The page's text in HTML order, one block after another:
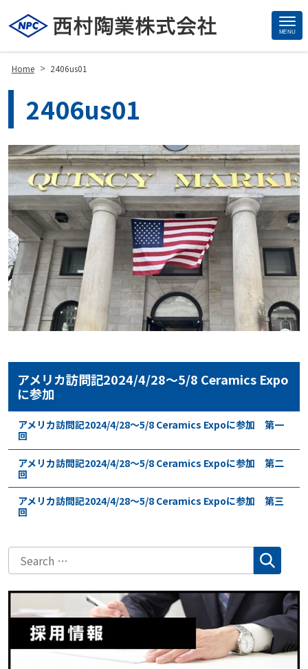
MENU
Home > 2406us01
2406us01
アメリカ訪問記2024/4/28～5/8 Ceramics Expo
に参加
アメリカ訪問記2024/4/28～5/8 Ceramics Expoに参加 第一
回
アメリカ訪問記2024/4/28～5/8 Ceramics Expoに参加 第二
回
アメリカ訪問記2024/4/28～5/8 Ceramics Expoに参加 第三
回
Site
Footer